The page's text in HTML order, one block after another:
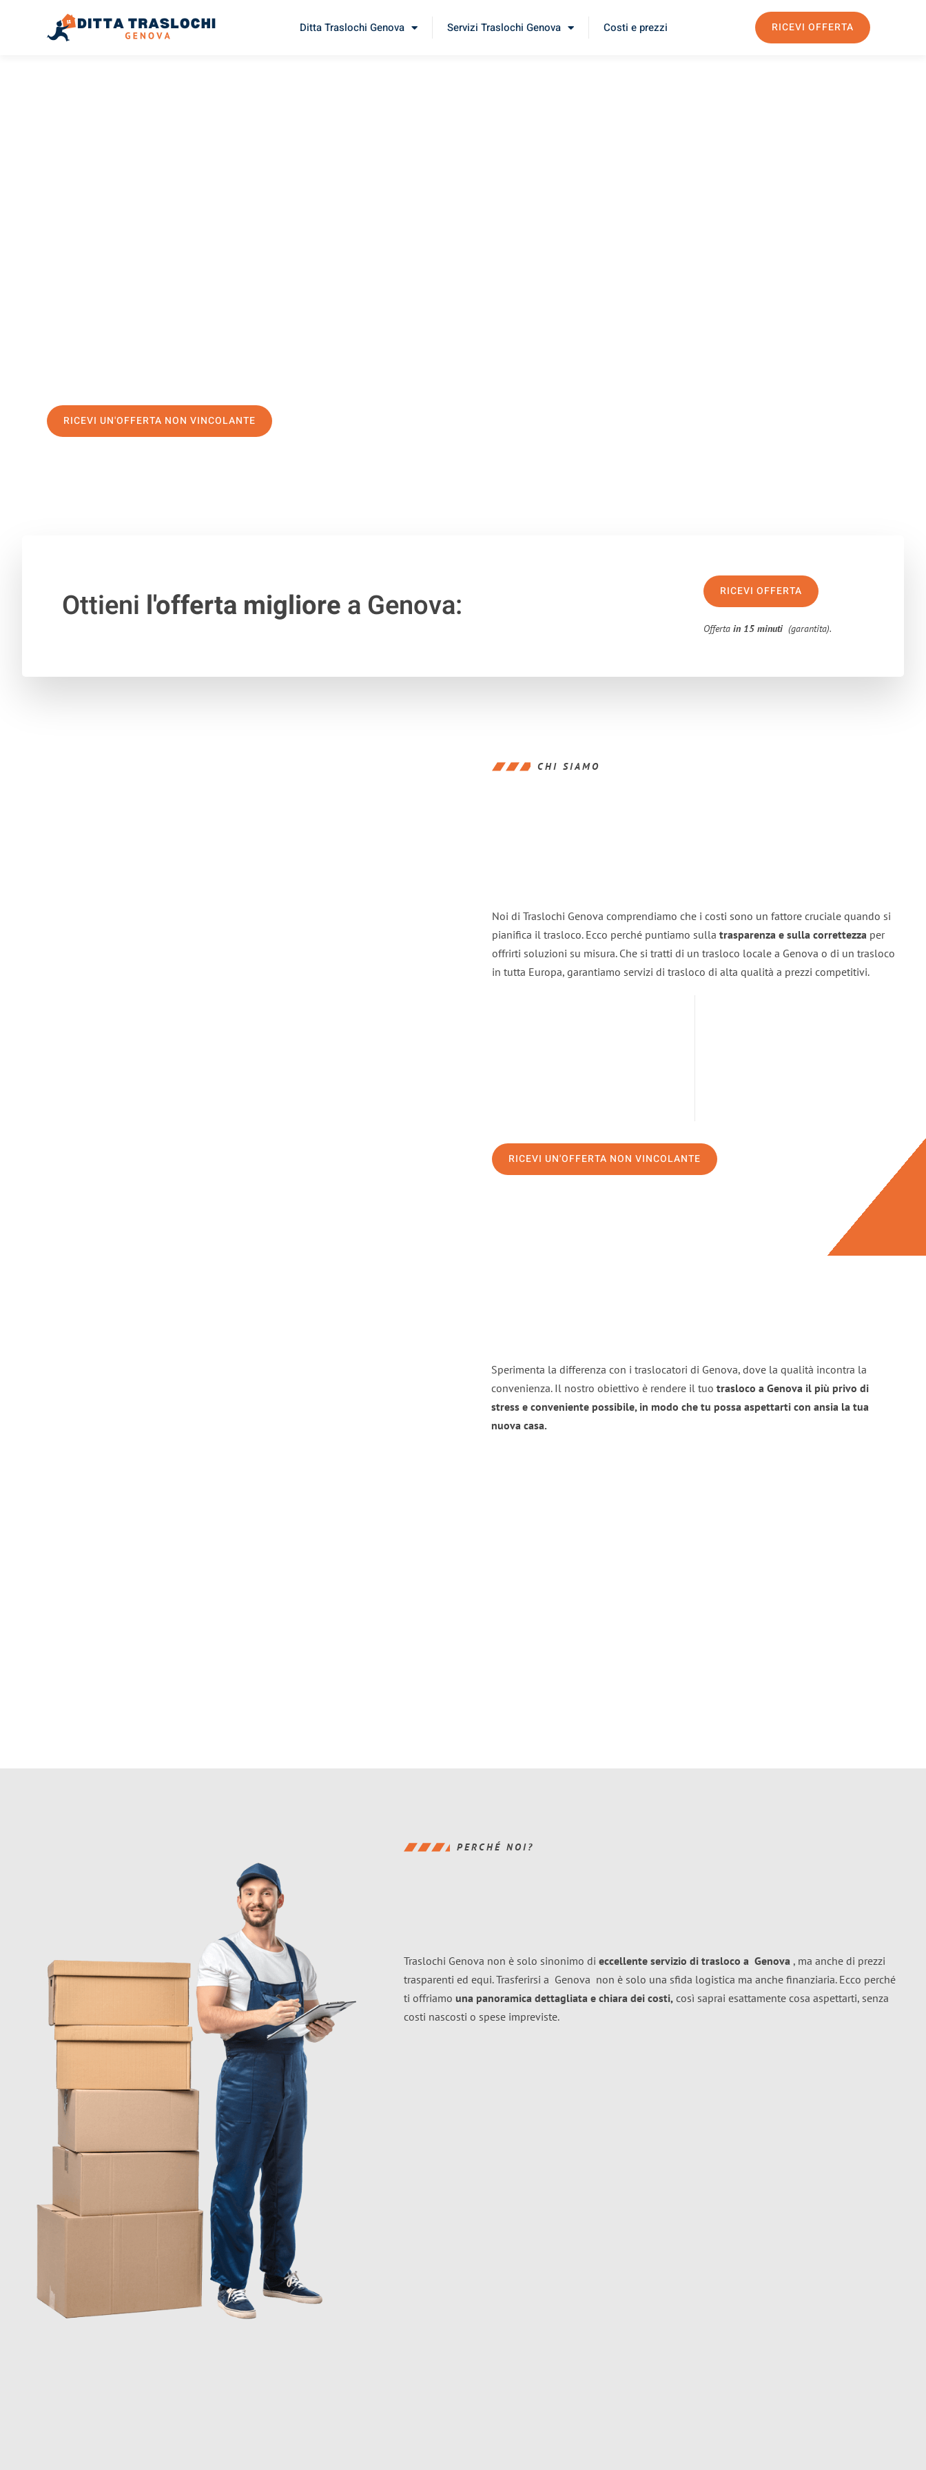
Ditta Traslochi Genova Servizi Traslochi Genova Costi e prezzi RICEVI OFFERTA
RICEVI UN'OFFERTA NON VINCOLANTE
Ottieni l'offerta migliorea Genova: RICEVI OFFERTA
Offertain 15 minuti (garantita).
CHI SIAMO
Noi di Traslochi Genova comprendiamo che i costi sono un fattore cruciale quando si
pianifica il trasloco. Ecco perché puntiamo sulla trasparenza e sulla correttezza per
offrirti soluzioni su misura. Che si tratti di un trasloco locale a Genova o di un trasloco
in tutta Europa, garantiamo servizi di trasloco di alta qualità a prezzi competitivi.
RICEVI UN'OFFERTA NON VINCOLANTE
Sperimenta la differenza con i traslocatori di Genova, dove la qualità incontra la
convenienza. Il nostro obiettivo è rendere il tuo trasloco a Genova il più privo di
stress e conveniente possibile, in modo che tu possa aspettarti con ansia la tua
nuova casa.
PERCHÉ NOI?
Traslochi Genova non è solo sinonimo di eccellente servizio di trasloco a Genova , ma anche di prezzi
trasparenti ed equi. Trasferirsi a Genova non è solo una sfida logistica ma anche finanziaria. Ecco perché
ti offriamo una panoramica dettagliata e chiara dei costi, così saprai esattamente cosa aspettarti, senza
costi nascosti o spese impreviste.